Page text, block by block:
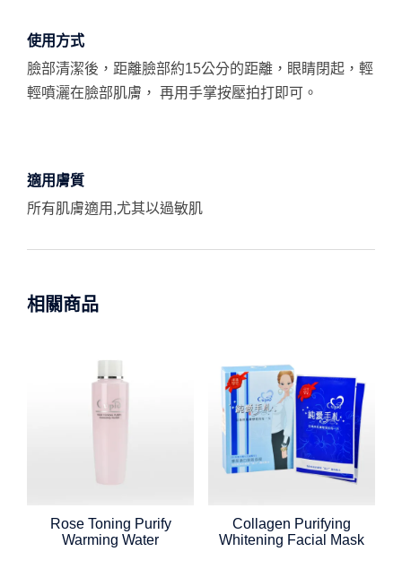
使用方式
臉部清潔後，距離臉部約15公分的距離，眼睛閉起，輕
輕噴灑在臉部肌膚， 再用手掌按壓拍打即可。
適用膚質
所有肌膚適用,尤其以過敏肌
相關商品
Rose Toning Purify
Warming Water
Collagen Purifying
Whitening Facial Mask